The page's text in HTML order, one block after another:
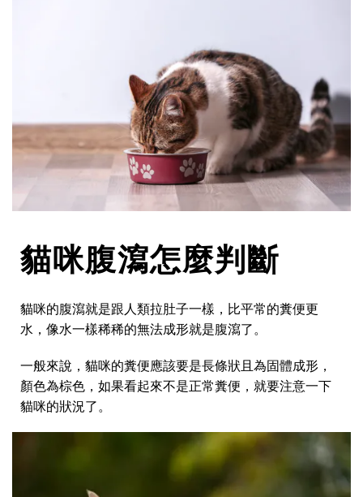
貓咪腹瀉怎麼判斷
貓咪的腹瀉就是跟人類拉肚子一樣，比平常的糞便更
水，像水一樣稀稀的無法成形就是腹瀉了。
一般來說，貓咪的糞便應該要是長條狀且為固體成形，
顏色為棕色，如果看起來不是正常糞便，就要注意一下
貓咪的狀況了。